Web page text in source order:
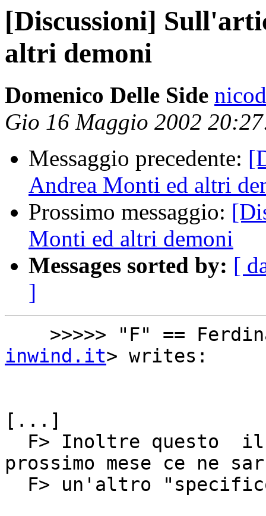
[Discussioni]
altri demoni
Domenico Delle Side
Gio 16 Maggio 2002
Messaggio precedente:
Andrea Monti ed altri
Prossimo messaggio:
Monti ed altri demoni
Messages sorted by: [
]
>>>>> "F" ==
inwind.it> writes:
[...]
prossimo mese ce ne sar